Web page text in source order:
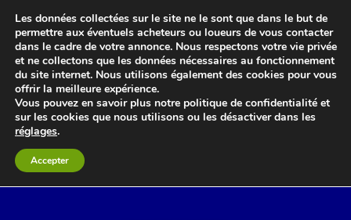
Les données collectées sur le site ne le sont que dans le but de
permettre aux éventuels acheteurs ou loueurs de vous contacter
dans le cadre de votre annonce. Nous respectons votre vie privée
et ne collectons que les données nécessaires au fonctionnement
du site internet. Nous utilisons également des cookies pour vous
offrir la meilleure expérience.
Vous pouvez en savoir plus notre politique de confidentialité et
sur les cookies que nous utilisons ou les désactiver dans les
réglages.
Accepter